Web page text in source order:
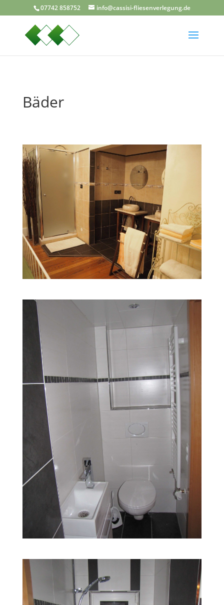
07742 858752 info@cassisi-fliesenverlegung.de
Bäder